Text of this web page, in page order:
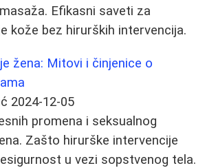
Efikasni saveti za
kože bez hirurških intervencija.
žena: Mitovi i činjenice o
2024-12-05
promena i seksualnog
Zašto hirurške intervencije
u vezi sopstvenog tela.